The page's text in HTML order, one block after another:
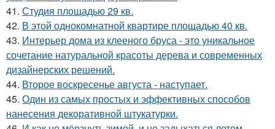
41. Студия площадью 29 кв.
42. В этой однокомнатной квартире площадью 40 кв.
43. Интерьер дома из клееного бруса - это уникальное
сочетание натуральной красоты дерева и современных
дизайнерских решений.
44. Второе воскресенье августа - наступает.
45. Один из самых простых и эффективных способов
нанесения декоративной штукатурки.